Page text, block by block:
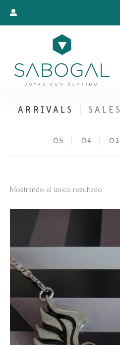
ARRIVALS SALES
05 04 03
Mostrando el único resultado